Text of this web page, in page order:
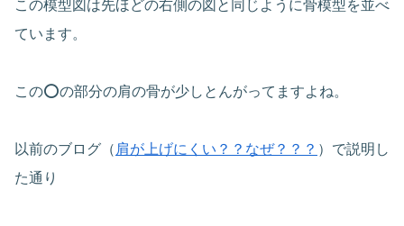
この模型図は先ほどの右側の図と同じように骨模型を並べ
ています。
この⭕️の部分の肩の骨が少しとんがってますよね。
以前のブログ（ 肩が上げにくい？？なぜ？？？ ）で説明し
た通り